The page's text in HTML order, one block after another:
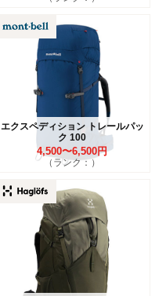
エクスペディション トレールパッ
ク 100
4,500〜6,500円
（ランク：）